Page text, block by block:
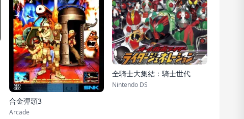
合金彈頭3
Arcade
全騎士大集結：騎士世代
Nintendo DS